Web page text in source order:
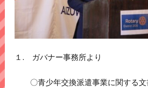
１. ガバナー事務所より
〇青少年交換派遣事業に関す